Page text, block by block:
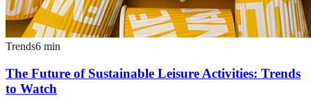
Trends6 min
The Future of Sustainable Leisure Activities: Trends
to Watch